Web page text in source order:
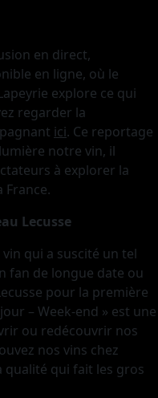
en direct,
en ligne, où le
explore ce qui
regarder la
ici. Ce reportage
notre vin, il
à explorer la
France.
Lecusse
qui a suscité un tel
fan de longue date ou
pour la première
– Week-end » est une
ou redécouvrir nos
nos vins chez
qualité qui fait les gros